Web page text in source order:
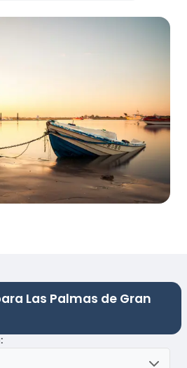
Las Palmas de Gran
: